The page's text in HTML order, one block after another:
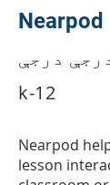
Nearpod
درجې
k-12
Nearpod
lesson